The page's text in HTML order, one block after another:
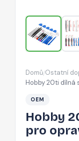
Domů/Ostatní
Hobby 20ti dílná
OEM
Hobby
pro